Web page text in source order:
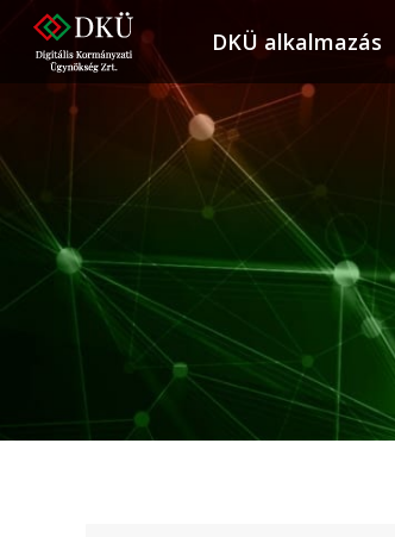
DKÜ alkalmazás
DKÜ